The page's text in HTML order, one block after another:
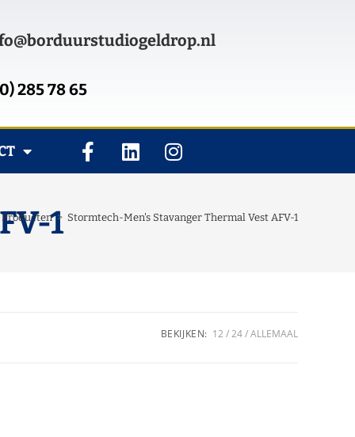
285 78 65
1
Producten > Stormtech-Men's Stavanger Thermal Vest AFV-1
BEKIJKEN: 12 24 ALLEMAAL